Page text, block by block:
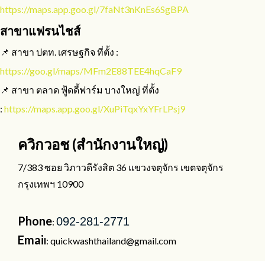
https://maps.app.goo.gl/7faNt3nKnEs6SgBPA
สาขาแฟรนไชส์
📌 สาขา ปตท. เศรษฐกิจ ที่ตั้ง :
https://goo.gl/maps/MFm2E88TEE4hqCaF9
📌 สาขา ตลาด ฟู้ดดี้ฟาร์ม บางใหญ่ ที่ตั้ง
: https://maps.app.goo.gl/XuPiTqxYxYFrLPsj9
ควิกวอช (สำนักงานใหญ่)
7/383ซอย วิภาวดีรังสิต 36 แขวงจตุจักร เขตจตุจักร
กรุงเทพฯ 10900
Phone: 092-281-2771
Email: quickwashthailand@gmail.com